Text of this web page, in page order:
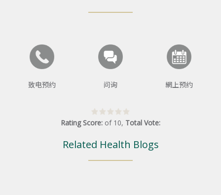
致电预约 问询 網上预约
Rating Score: of 10, Total Vote:
Related Health Blogs